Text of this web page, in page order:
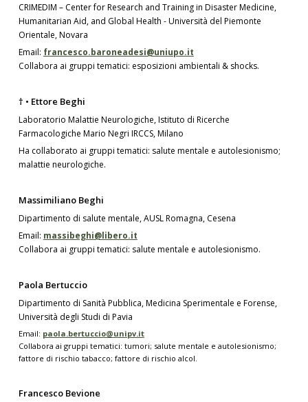
CRIMEDIM – Center for Research and Training in Disaster Medicine,
Humanitarian Aid, and Global Health - Università del Piemonte
Orientale, Novara
Email: francesco.baroneadesi@uniupo.it
Collabora ai gruppi tematici: esposizioni ambientali & shocks.
† • Ettore Beghi
Laboratorio Malattie Neurologiche, Istituto di Ricerche
Farmacologiche Mario Negri IRCCS, Milano
Ha collaborato ai gruppi tematici: salute mentale e autolesionismo;
malattie neurologiche.
Massimiliano Beghi
Dipartimento di salute mentale, AUSL Romagna, Cesena
Email: massibeghi@libero.it
Collabora ai gruppi tematici: salute mentale e autolesionismo.
Paola Bertuccio
Dipartimento di Sanità Pubblica, Medicina Sperimentale e Forense,
Università degli Studi di Pavia
Email: paola.bertuccio@unipv.it
Collabora ai gruppi tematici: tumori; salute mentale e autolesionismo;
fattore di rischio tabacco; fattore di rischio alcol.
Francesco Bevione